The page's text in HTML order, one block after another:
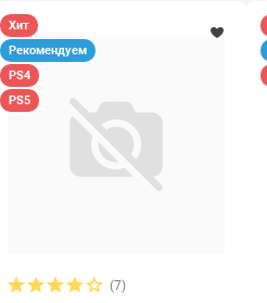
Хит
Рекомендуем
PS4
PS5
(7)